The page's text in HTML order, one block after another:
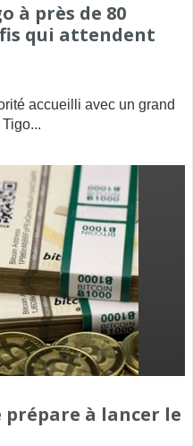
à près de 80
qui attendent
accueilli avec un grand
prépare à lancer le